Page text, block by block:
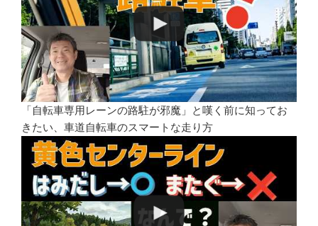
「自転車専用レーンの路駐が邪魔」と嘆く前に知ってお
きたい、車道自転車のスマートな走り方